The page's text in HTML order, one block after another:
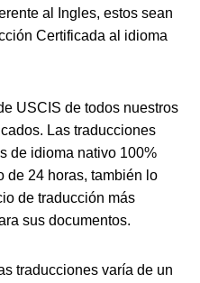
al Ingles, estos sean
Certificada al idioma
USCIS de todos nuestros
Las traducciones
de idioma nativo 100%
de 24 horas, también lo
de traducción más
sus documentos.
traducciones varía de un